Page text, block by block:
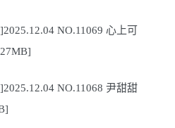
NO.11069 心上可
NO.11068 尹甜甜